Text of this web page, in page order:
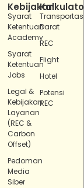
Kebijakan
Syarat
Ketentuan
Academy
Syarat
Ketentuan
Jobs
Legal &
Kebijakan
Layanan
(REC &
Carbon
Offset)
Pedoman
Media
Siber
Darat
REC
Flight
Hotel
Potensi
REC